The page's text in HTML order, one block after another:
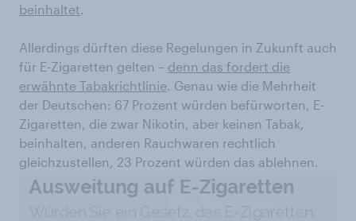
beinhaltet.
Allerdings dürften diese Regelungen in Zukunft auch
für E-Zigaretten gelten – denn das fordert die
erwähnte Tabakrichtlinie. Genau wie die Mehrheit
der Deutschen: 67 Prozent würden befürworten, E-
Zigaretten, die zwar Nikotin, aber keinen Tabak,
beinhalten, anderen Rauchwaren rechtlich
gleichzustellen, 23 Prozent würden das ablehnen.